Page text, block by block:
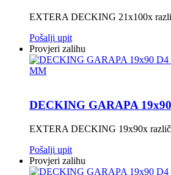
EXTERA DECKING 21x100x
Pošalji upit
Provjeri zalihu
DECKING GARAPA
EXTERA DECKING 19x90x
Pošalji upit
Provjeri zalihu